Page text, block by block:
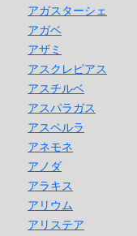
アガスターシェ
アガベ
アザミ
アスクレピアス
アスチルベ
アスパラガス
アスペルラ
アネモネ
アノダ
アラキス
アリウム
アリステア